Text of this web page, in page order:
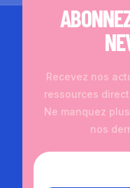
Recevez nos
ressources
Ne manquez
nos